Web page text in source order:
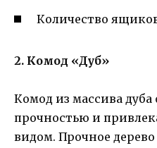
Количество
2. Комод «Дуб»
Комод из массива дуба
прочностью и
видом. Прочное